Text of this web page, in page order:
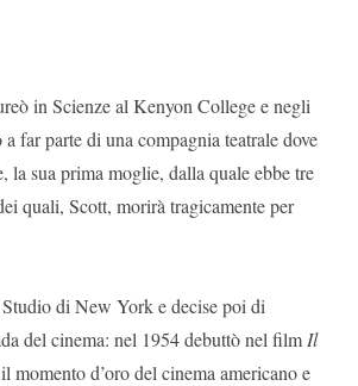
in Scienze al Kenyon College e negli
far parte di una compagnia teatrale dove
la sua prima moglie, dalla quale ebbe tre
quali, Scott, morirà tragicamente per
Studio di New York e decise poi di
del cinema: nel 1954 debuttò nel film Il
momento d’oro del cinema americano e